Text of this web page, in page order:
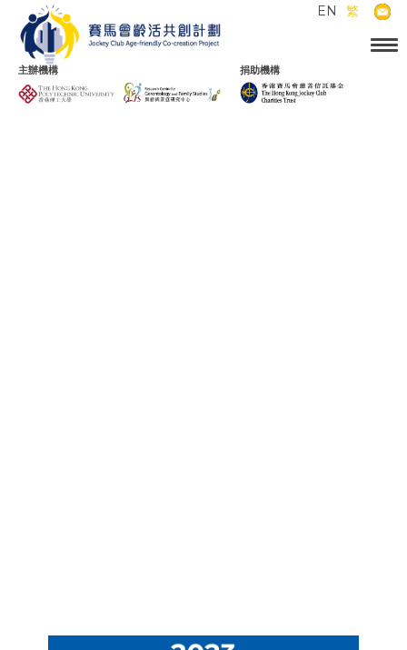
主辦機構 捐助機構
EN 繁